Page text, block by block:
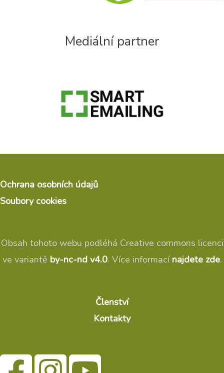
Mediální partner
Ochrana osobních údajů
Soubory cookies
Obsah tohoto webu podléhá Creative commons licenci
ve variantě by-nc-nd v4.0. Více informací najdete zde.
Členství
Kontakty